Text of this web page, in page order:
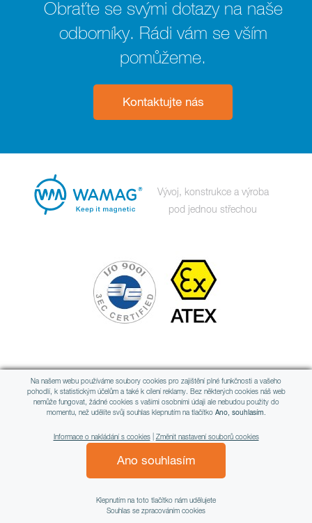
Obraťte se svými dotazy na naše
odborníky. Rádi vám se vším
pomůžeme.
Kontaktujte nás
Vývoj, konstrukce a výroba
pod jednou střechou
Člen mezinárodní skupiny
All rights reserved © WAMAG, spol. s r.o.
Na našem webu používáme soubory cookies pro zajištění plné funkčnosti a vašeho
pohodlí, k statistickým účelům a také k cílení reklamy. Bez některých cookies náš web
nemůže fungovat, žádné cookies s vašimi osobními údaji ale nebudou použity do
momentu, než udělíte svůj souhlas klepnutím na tlačítko Ano, souhlasím.
Informace o nakládání s cookies| Změnit nastavení souborů cookies
Ano souhlasím
Klepnutím na toto tlačítko nám udělujete
Souhlas se zpracováním cookies